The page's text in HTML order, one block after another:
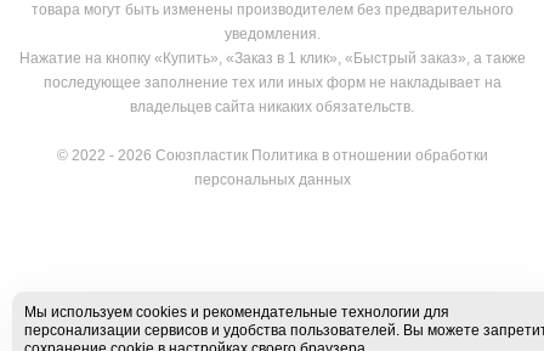
товара могут быть изменены производителем без предварительного
уведомления.
Нажатие на кнопку «Купить», «Заказ в 1 клик», «Быстрый заказ», а также
последующее заполнение тех или иных форм не накладывает на
владельцев сайта никаких обязательств.
© 2022 - 2026 Союзпластик Политика в отношении обработки
персональных данных
Мы используем cookies и рекомендательные технологии для
персонализации сервисов и удобства пользователей. Вы можете